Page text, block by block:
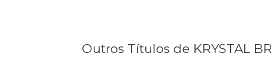
Outros Títulos de KRYSTAL